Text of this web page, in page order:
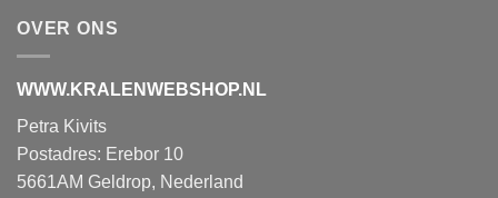
OVER ONS
WWW.KRALENWEBSHOP.NL
Petra Kivits
Postadres: Erebor 10
5661AM Geldrop, Nederland